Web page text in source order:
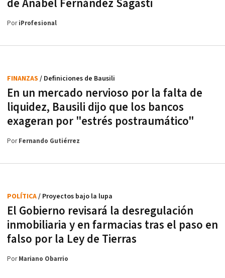
de Anabel Fernández Sagasti
PoriProfesional
En un mercado nervioso por la falta de
liquidez, Bausili dijo que los bancos
exageran por "estrés postraumático"
FINANZAS / Definiciones de Bausili
PorFernando Gutiérrez
El Gobierno revisará la desregulación
inmobiliaria y en farmacias tras el paso en
falso por la Ley de Tierras
POLÍTICA/ Proyectos bajo la lupa
PorMariano Obarrio